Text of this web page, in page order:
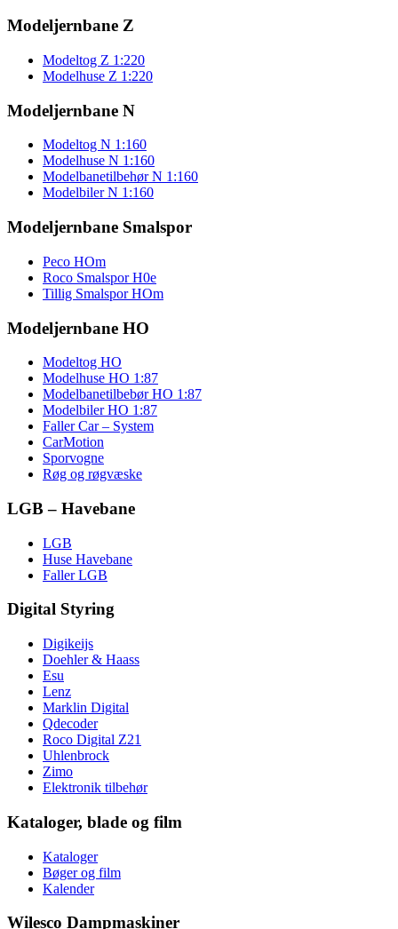
Modeljernbane Z
Modeltog Z 1:220
Modelhuse Z 1:220
Modeljernbane N
Modeltog N 1:160
Modelhuse N 1:160
Modelbanetilbehør N 1:160
Modelbiler N 1:160
Modeljernbane Smalspor
Peco HOm
Roco Smalspor H0e
Tillig Smalspor HOm
Modeljernbane HO
Modeltog HO
Modelhuse HO 1:87
Modelbanetilbebør HO 1:87
Modelbiler HO 1:87
Faller Car – System
CarMotion
Sporvogne
Røg og røgvæske
LGB – Havebane
LGB
Huse Havebane
Faller LGB
Digital Styring
Digikeijs
Doehler & Haass
Esu
Lenz
Marklin Digital
Qdecoder
Roco Digital Z21
Uhlenbrock
Zimo
Elektronik tilbehør
Kataloger, blade og film
Kataloger
Bøger og film
Kalender
Wilesco Dampmaskiner